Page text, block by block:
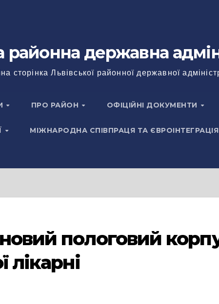
районна державна
сторінка Львівської районної державної
ПРО РАЙОН ОФІЦІЙНІ ДОКУМЕНТИ
МІЖНАРОДНА СПІВПРАЦЯ ТА ЄВРОІНТЕГРАЦІЯ
пологовий
лікарні